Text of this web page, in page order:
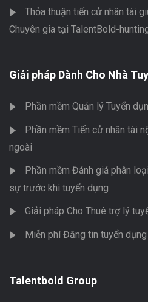
Thỏa thuận tiến cử nhân tài
Chuyên gia tại TalentBold-
Giải pháp Dành Cho Nhà
Phần mềm Quản lý Tuyển
Phần mềm Tiến cử nhân tài
ngoài
Phần mềm Đánh giá phân
sự trước khi tuyển dụng
Giải pháp Cho Thuê trợ lý
Miễn phí Đăng tin tuyển dụng
Talentbold Group